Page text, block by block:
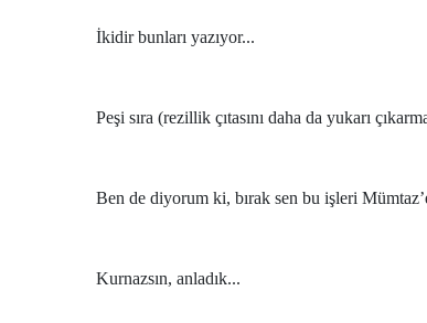
İkidir bunları yazıyor...
Peşi sıra (rezillik çıtasını daha da yukarı
Ben de diyorum ki, bırak sen bu işleri
Kurnazsın, anladık...